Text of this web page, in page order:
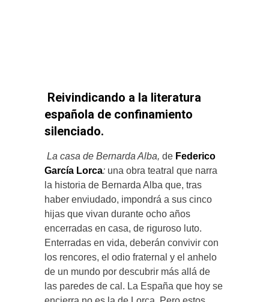
Reivindicando a la literatura
española de confinamiento
silenciado.
La casa de Bernarda Alba, de Federico
García Lorca: una obra teatral que narra
la historia de Bernarda Alba que, tras
haber enviudado, impondrá a sus cinco
hijas que vivan durante ocho años
encerradas en casa, de riguroso luto.
Enterradas en vida, deberán convivir con
los rencores, el odio fraternal y el anhelo
de un mundo por descubrir más allá de
las paredes de cal. La España que hoy se